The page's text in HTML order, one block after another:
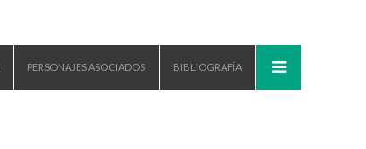
PERSONAJES ASOCIADOS BIBLIOGRAFÍA